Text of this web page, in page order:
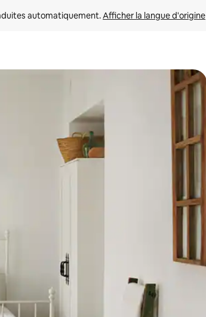
automatiquement. Afficher la langue d'origine
les parcourir ou en appuyant et en faisant glisser.